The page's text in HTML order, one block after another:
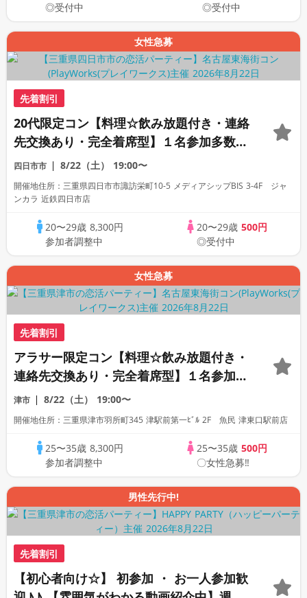
◎受付中
◎受付中
女性急募
先着割引
20代限定コン【料理☆飲み放題付き・連絡
先交換あり・完全着席型】１名参加多数・
初参加も大歓迎☆
四日市市 8/22（土） 19:00〜
開催地住所：三重県四日市市諏訪栄町10-5 メディアシップBIS 3-4F ジャ
ンカラ 近鉄四日市店
20〜29歳 8,300円
参加者調整中
20〜29歳 500円
◎受付中
女性急募
先着割引
アラサー限定コン【料理☆飲み放題付き・
連絡先交換あり・完全着席型】１名参加多
数・初参加も大歓迎☆プレイワークス主催
☆
津市 8/22（土） 19:00〜
開催地住所：三重県津市羽所町345 津駅前第一ﾋﾞﾙ 2F 魚民 津東口駅前店
25〜35歳 8,300円
参加者調整中
25〜35歳 500円
〇女性急募‼
男性先行中!
先着割引
【初心者向け☆】 初参加 ・ お一人参加歓